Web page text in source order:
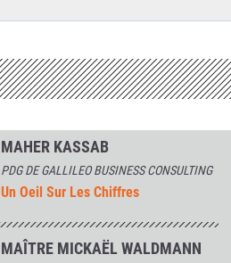
MAHER KASSAB
PDG DE GALLILEO BUSINESS CONSULTING
Un Oeil Sur Les Chiffres
MAÎTRE MICKAËL WALDMANN